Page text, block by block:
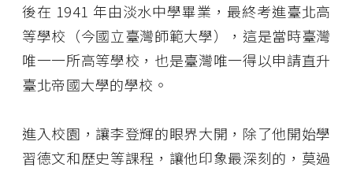
後在 1941 年由淡水中學畢業，最終考進臺北高
等學校（今國立臺灣師範大學），這是當時臺灣
唯一一所高等學校，也是臺灣唯一得以申請直升
臺北帝國大學的學校。
進入校園，讓李登輝的眼界大開，除了他開始學
習德文和歷史等課程，讓他印象最深刻的，莫過